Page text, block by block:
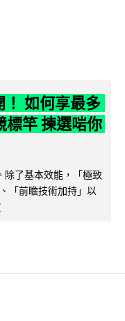
如何享最多
竿 揀選啱你
了基本效能，「極致
「前瞻技術加持」以